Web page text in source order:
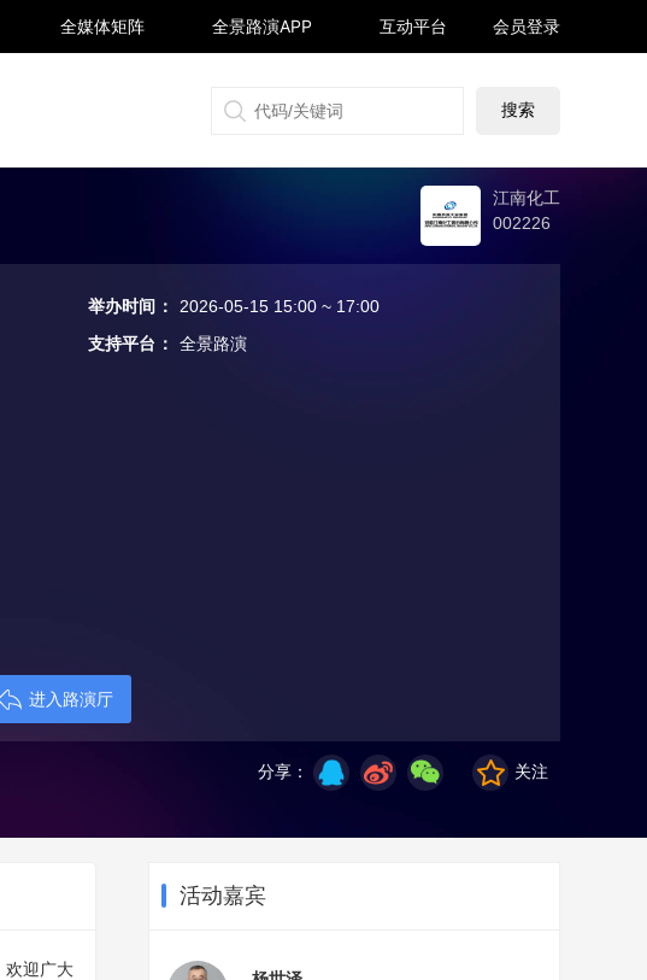
全媒体矩阵
财富号 搜狐号 同顺号 雪球号 生活号
全景路演APP 互动平台 会员登录
江南化工
002226
举办时间 ：
2026-05-15 15:00 ~ 17:00
支持平台 ： 全景路演
进入路演厅
分享： 关注
欢迎广大
活动嘉宾